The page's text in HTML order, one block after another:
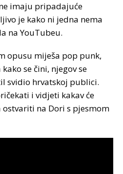
imaju pripadajuće
je kako ni jedna nema
na YouTubeu.
opusu miješa pop punk,
se čini, njegov se
svidio hrvatskoj publici.
i vidjeti kakav će
na Dori s pjesmom